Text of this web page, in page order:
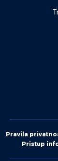
Pravila
Pristup